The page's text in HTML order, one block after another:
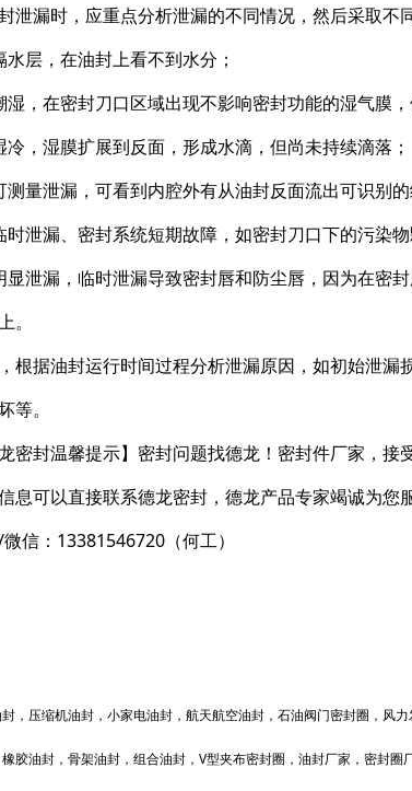
泄漏时，应重点分析泄漏的不同情况，然后采取不
水层，在油封上看不到水分；
湿，在密封刀口区域出现不影响密封功能的湿气膜
冷，湿膜扩展到反面，形成水滴，但尚未持续滴落；
测量泄漏，可看到内腔外有从油封反面流出可识别的
时泄漏、密封系统短期故障，如密封刀口下的污染
显泄漏，临时泄漏导致密封唇和防尘唇，因为在密
。
根据油封运行时间过程分析泄漏原因，如初始泄
等。
龙密封温馨提示】密封问题找德龙！密封件厂家，
息可以直接联系德龙密封，德龙产品专家竭诚为您
信：13381546720（何工）
，压缩机油封，小家电油封，航天航空油封，石油阀门密封圈，风
胶油封，骨架油封，组合油封，V型夹布密封圈，油封厂家，密封